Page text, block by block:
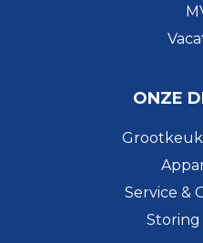
ONZE
Service &